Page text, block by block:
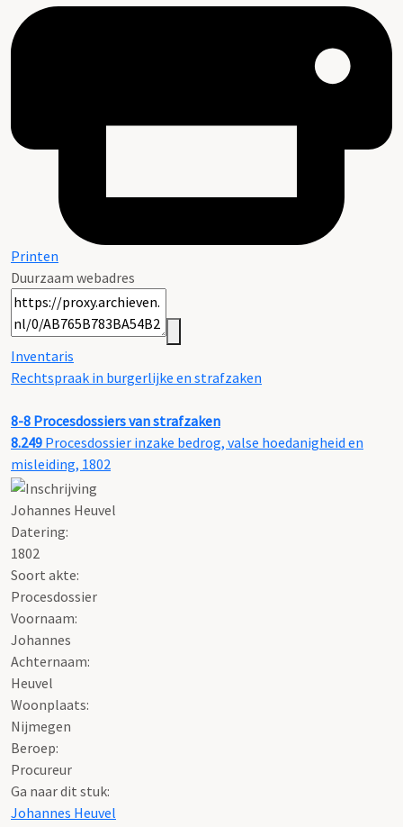
Printen
Duurzaam webadres
Inventaris
Rechtspraak in burgerlijke en strafzaken
8-8 Procesdossiers van strafzaken
8.249 Procesdossier inzake bedrog, valse hoedanigheid en
misleiding, 1802
Johannes Heuvel
Datering:
1802
Soort akte:
Procesdossier
Voornaam:
Johannes
Achternaam:
Heuvel
Woonplaats:
Nijmegen
Beroep:
Procureur
Ga naar dit stuk:
Johannes Heuvel